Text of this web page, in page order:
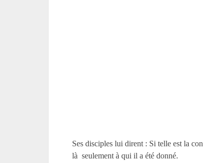
Ses disciples lui dirent : Si telle est la
là seulement à qui il a été donné.